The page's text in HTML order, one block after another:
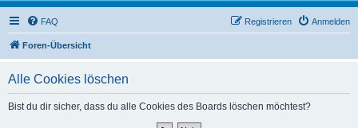
FAQ Anmelden
Registrieren
Foren-Übersicht
Alle Cookies löschen
Bist du dir sicher, dass du alle Cookies des Boards löschen möchtest?